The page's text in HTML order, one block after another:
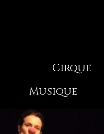
Cirque
Musique